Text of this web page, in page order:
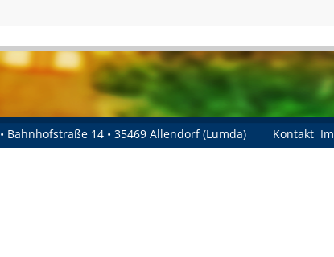
• Bahnhofstraße 14 • 35469 Allendorf (Lumda) Kontakt